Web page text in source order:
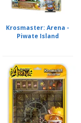
Krosmaster: Arena -
Piwate Island